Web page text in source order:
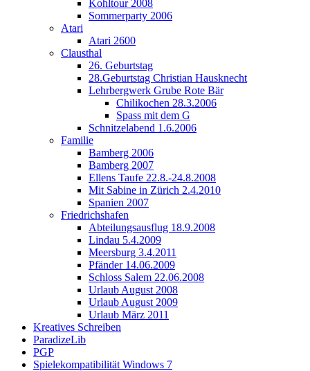
Kohltour 2008
Sommerparty 2006
Atari
Atari 2600
Clausthal
26. Geburtstag
28.Geburtstag Christian Hausknecht
Lehrbergwerk Grube Rote Bär
Chilikochen 28.3.2006
Spass mit dem G
Schnitzelabend 1.6.2006
Familie
Bamberg 2006
Bamberg 2007
Ellens Taufe 22.8.-24.8.2008
Mit Sabine in Zürich 2.4.2010
Spanien 2007
Friedrichshafen
Abteilungsausflug 18.9.2008
Lindau 5.4.2009
Meersburg 3.4.2011
Pfänder 14.06.2009
Schloss Salem 22.06.2008
Urlaub August 2008
Urlaub August 2009
Urlaub März 2011
Kreatives Schreiben
ParadizeLib
PGP
Spielekompatibilität Windows 7